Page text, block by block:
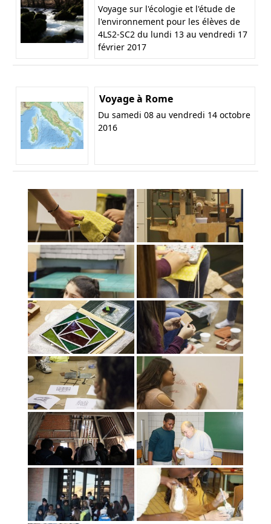
Voyage sur l'écologie et l'étude de
l'environnement pour les élèves de
4LS2-SC2 du lundi 13 au vendredi 17
février 2017
Voyage à Rome
Du samedi 08 au vendredi 14 octobre
2016